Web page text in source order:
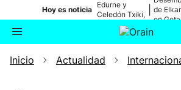
Hoy es noticia
Edurne y
Celedón Txiki,
en directo
de
en
Buscador Actualidad
Inicio Actualidad